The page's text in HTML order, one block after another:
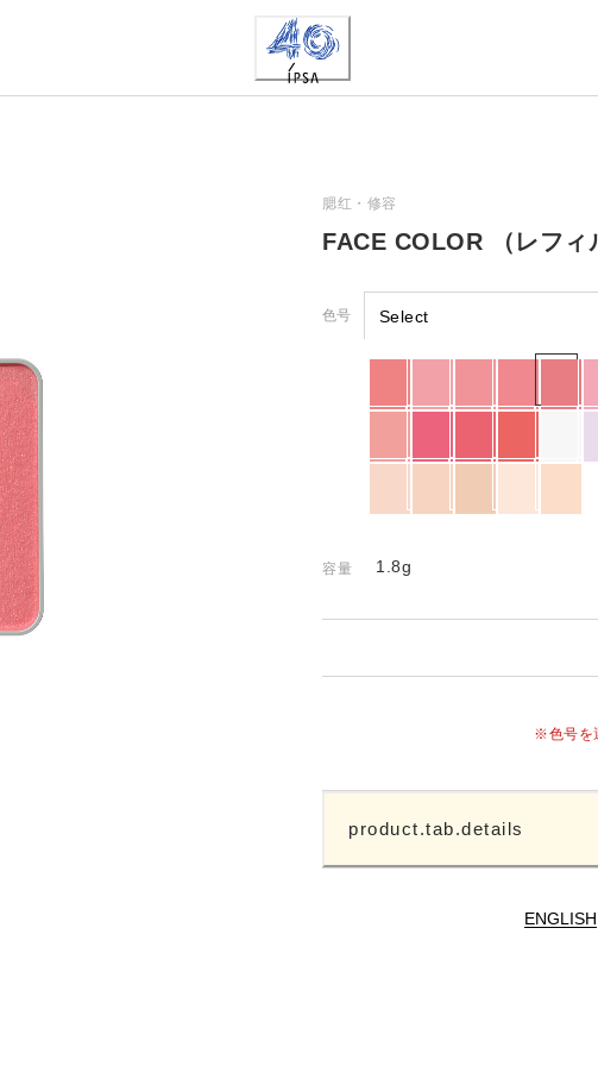
腮红・修容
FACE COLOR （レフィ
色号 Select
容量 1.8g
※色号を
product.tab.details
ENGLISH